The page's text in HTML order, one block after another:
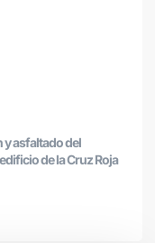
y asfaltado del
de la Cruz Roja